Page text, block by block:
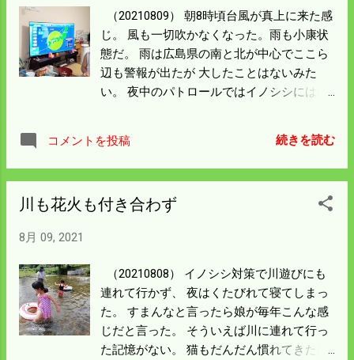
レンノー」が 挨拶になった。
（20210809） 朝8時頃台風が真上に来た感
じ。 風も一切吹かなくなった。雨も小康状
態だ。 雨は広島県の南と北が中心でここら
辺も警報が出たが 大したことはないみた
い。 夜中のパトロールではイノシシには出
が露出している。 朝の見回りに出かけよ
う。 田んぼは大変なことになってきた。 イ
なく 荒らしまわっていた。 毎年出入りか所
足を引っ込めるらしい。 宙に浮いていては
地面の確認ができないし 足を痛めると生存
にかかわるからだろう。 明日からは見回り
を強化しないといけないだろう。 孫が広島
コメントを投稿 続きを読む
川も花火も付き合わず
8月 09, 2021
（20210808） イノシシ対策で川遊びにも
連れて行かず、 夜はくたびれて寝てしまっ
た。 すまんなと言ったら娘が毎年こんな感
じだと言った。 そういえば川に連れて行っ
た記憶がない。 猫もだんだん慣れてきた感